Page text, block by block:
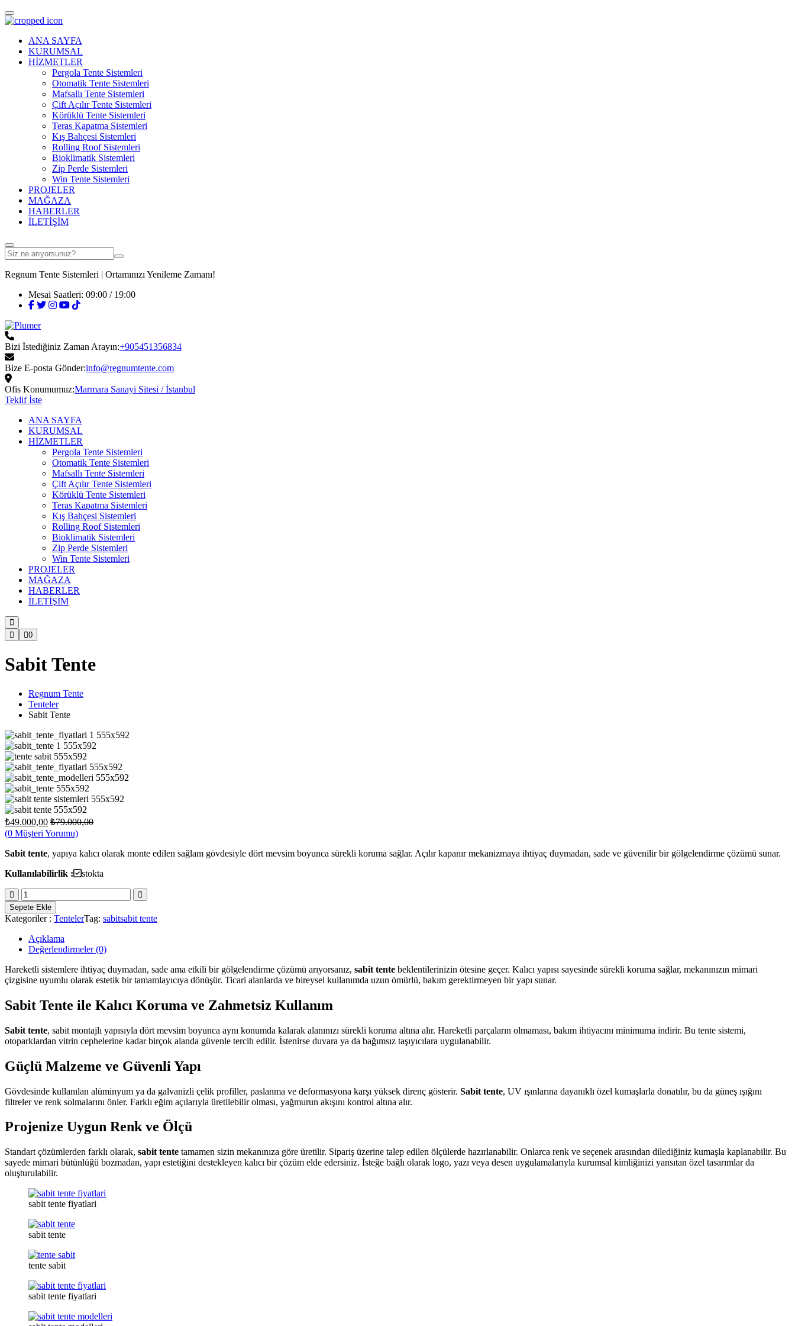
ANA SAYFA
KURUMSAL
HİZMETLER
Pergola Tente Sistemleri
Otomatik Tente Sistemleri
Mafsallı Tente Sistemleri
Çift Açılır Tente Sistemleri
Körüklü Tente Sistemleri
Teras Kapatma Sistemleri
Kış Bahçesi Sistemleri
Rolling Roof Sistemleri
Bioklimatik Sistemleri
Zip Perde Sistemleri
Win Tente Sistemleri
PROJELER
MAĞAZA
HABERLER
İLETİŞİM
Regnum Tente Sistemleri | Ortamınızı Yenileme Zamanı!
Mesai Saatleri: 09:00 / 19:00
Bizi İstediğiniz Zaman Arayın:+905451356834
Bize E-posta Gönder:info@regnumtente.com
Ofis Konumumuz:Marmara Sanayi Sitesi / İstanbul
Teklif İste
ANA SAYFA
KURUMSAL
HİZMETLER
Pergola Tente Sistemleri
Otomatik Tente Sistemleri
Mafsallı Tente Sistemleri
Çift Açılır Tente Sistemleri
Körüklü Tente Sistemleri
Teras Kapatma Sistemleri
Kış Bahçesi Sistemleri
Rolling Roof Sistemleri
Bioklimatik Sistemleri
Zip Perde Sistemleri
Win Tente Sistemleri
PROJELER
MAĞAZA
HABERLER
İLETİŞİM
0
Sabit Tente
Regnum Tente
Tenteler
Sabit Tente
₺49.000,00 ₺79.000,00
(0 Müşteri Yorumu)
Sabit tente, yapıya kalıcı olarak monte edilen sağlam gövdesiyle dört mevsim boyunca sürekli koruma sağlar. Açılır kapanır mekanizmaya ihtiyaç duymadan, sade ve güvenilir bir gölgelendirme çözümü sunar.
Kullanılabilirlik :
stokta
Sabit
Tente
miktarı
Sepete Ekle
Kategoriler : TentelerTag: sabitsabit tente
Açıklama
Değerlendirmeler (0)
Hareketli sistemlere ihtiyaç duymadan, sade ama etkili bir gölgelendirme çözümü arıyorsanız, sabit tente beklentilerinizin ötesine geçer. Kalıcı yapısı sayesinde sürekli koruma sağlar, mekanınızın mimari
çizgisine uyumlu olarak estetik bir tamamlayıcıya dönüşür. Ticari alanlarda ve bireysel kullanımda uzun ömürlü, bakım gerektirmeyen bir yapı sunar.
Sabit Tente ile Kalıcı Koruma ve Zahmetsiz Kullanım
Sabit tente, sabit montajlı yapısıyla dört mevsim boyunca aynı konumda kalarak alanınızı sürekli koruma altına alır. Hareketli parçaların olmaması, bakım ihtiyacını minimuma indirir. Bu tente sistemi,
otoparklardan vitrin cephelerine kadar birçok alanda güvenle tercih edilir. İstenirse duvara ya da bağımsız taşıyıcılara uygulanabilir.
Güçlü Malzeme ve Güvenli Yapı
Gövdesinde kullanılan alüminyum ya da galvanizli çelik profiller, paslanma ve deformasyona karşı yüksek direnç gösterir. Sabit tente, UV ışınlarına dayanıklı özel kumaşlarla donatılır, bu da güneş ışığını
filtreler ve renk solmalarını önler. Farklı eğim açılarıyla üretilebilir olması, yağmurun akışını kontrol altına alır.
Projenize Uygun Renk ve Ölçü
Standart çözümlerden farklı olarak, sabit tente tamamen sizin mekanınıza göre üretilir. Sipariş üzerine talep edilen ölçülerde hazırlanabilir. Onlarca renk ve seçenek arasından dilediğiniz kumaşla kaplanabilir. Bu
sayede mimari bütünlüğü bozmadan, yapı estetiğini destekleyen kalıcı bir çözüm elde edersiniz. İsteğe bağlı olarak logo, yazı veya desen uygulamalarıyla kurumsal kimliğinizi yansıtan özel tasarımlar da
oluşturulabilir.
sabit tente fiyatlari
sabit tente
tente sabit
sabit tente fiyatlari